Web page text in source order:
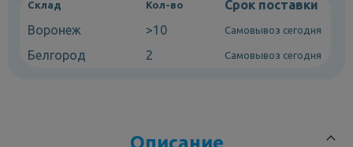
Склад Кол-во
Срок поставки
Воронеж
>10 Самовывоз сегодня
Белгород 2 Самовывоз сегодня
Описание